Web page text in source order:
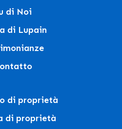
di Noi
di Lupain
di proprietà
di proprietà